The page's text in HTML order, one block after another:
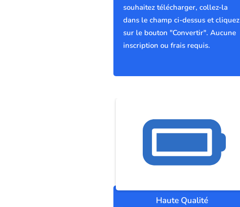
souhaitez télécharger, collez-la
dans le champ ci-dessus et cliquez
sur le bouton "Convertir". Aucune
inscription ou frais requis.
Haute Qualité